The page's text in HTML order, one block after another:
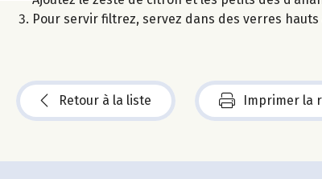
Pour servir filtrez, servez dans des verres
Retour à la liste Imprimer la